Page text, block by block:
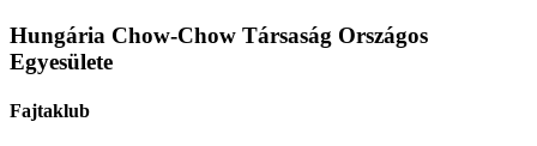
Hungária Chow-Chow Társaság Országos
Egyesülete
Fajtaklub